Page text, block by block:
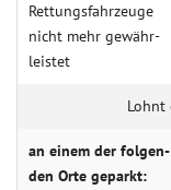
Rettungs­­fahr­­zeuge
nicht mehr gewähr­­
leistet
an einem der folgen­­
den Orte geparkt: